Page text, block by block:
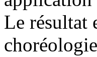
Le résultat